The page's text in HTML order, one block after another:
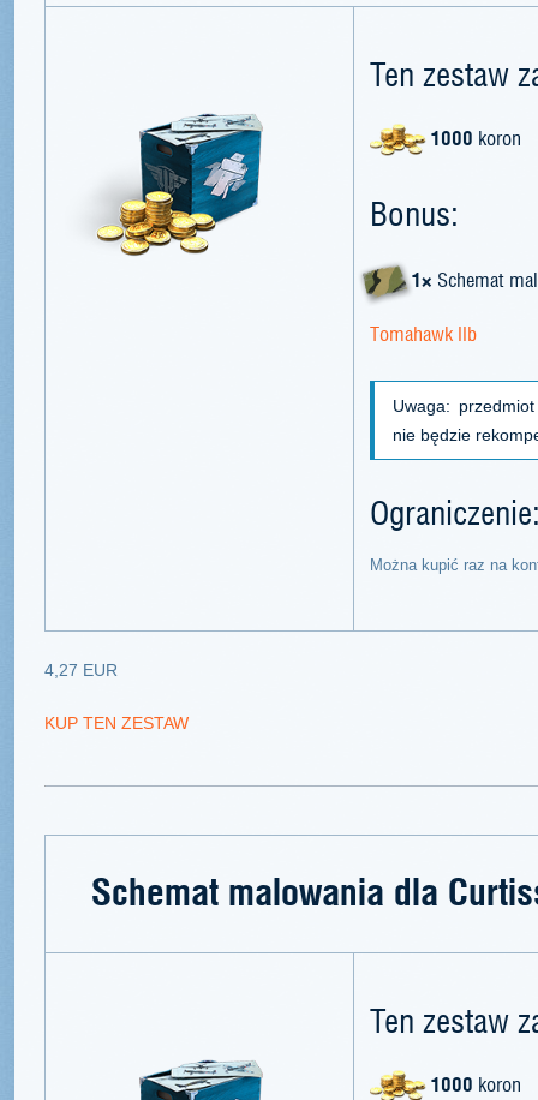
Ten zestaw
1000 koron
Bonus:
1× Schemat
Tomahawk IIb
Uwaga:
nie będzie
Można kupić raz na
4,27 EUR
KUP TEN ZESTAW
Schemat malowania dla
Ten zestaw
1000 koron